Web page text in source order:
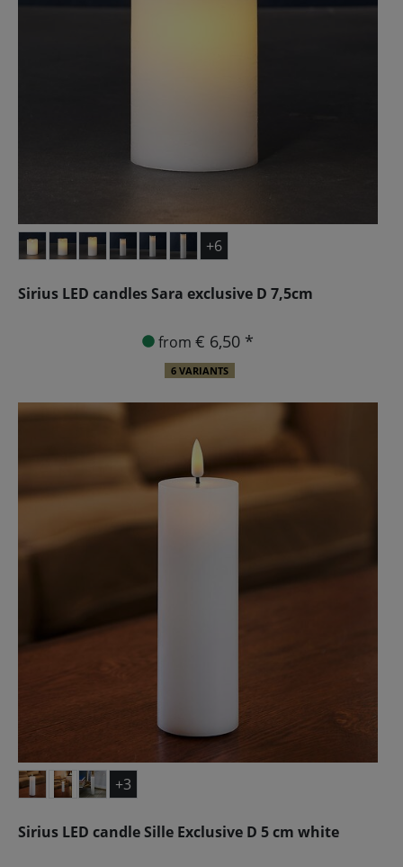
+6
Sirius LED candles Sara exclusive D 7,5cm
from € 6,50 *
6 VARIANTS
+3
Sirius LED candle Sille Exclusive D 5 cm white